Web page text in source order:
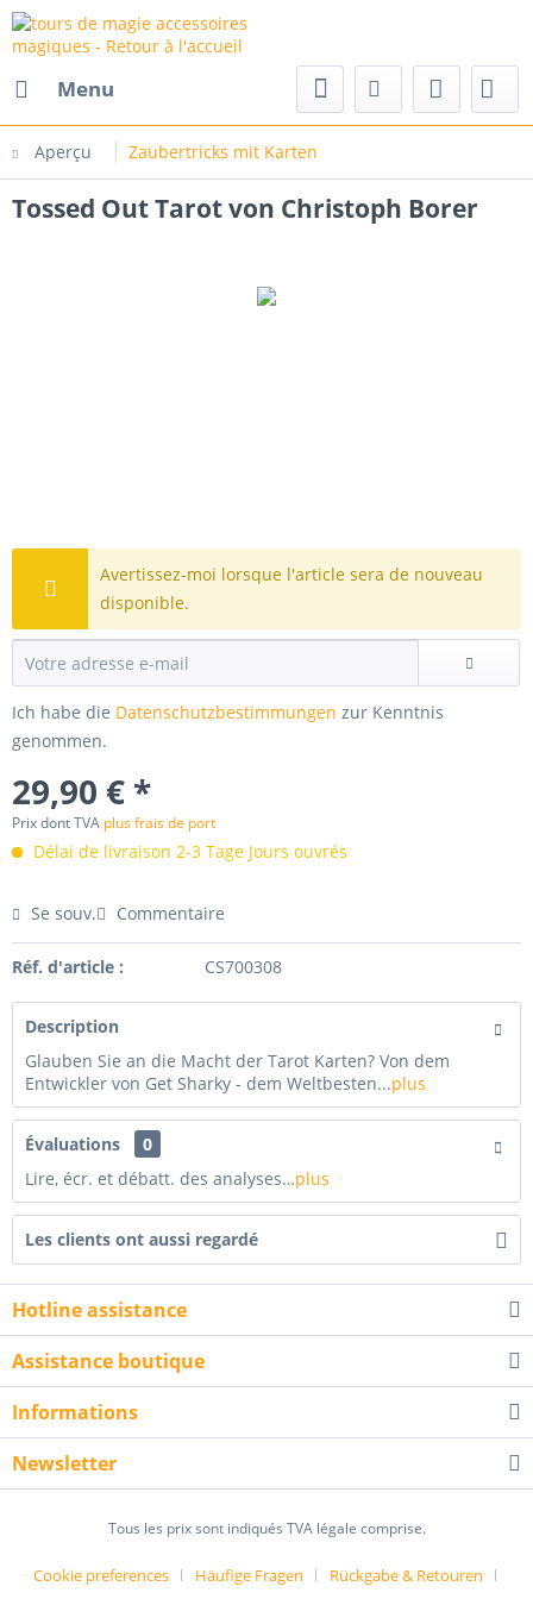
Menu
Aperçu Zaubertricks mit Karten
Tossed Out Tarot von Christoph Borer
Avertissez-moi lorsque l'article sera de nouveau
disponible.
Ich habe die Datenschutzbestimmungen zur Kenntnis
genommen.
29,90 € *
Prix dont TVA plus frais de port
Délai de livraison 2-3 Tage Jours ouvrés
Se souv. Commentaire
Réf. d'article : CS700308
Description
Glauben Sie an die Macht der Tarot Karten? Von dem
Entwickler von Get Sharky - dem Weltbesten...plus
Évaluations
0
Lire, écr. et débatt. des analyses…plus
Les clients ont aussi regardé
Hotline assistance
Assistance boutique
Informations
Newsletter
Tous les prix sont indiqués TVA légale comprise.
Cookie preferences Häufige Fragen Rückgabe & Retouren